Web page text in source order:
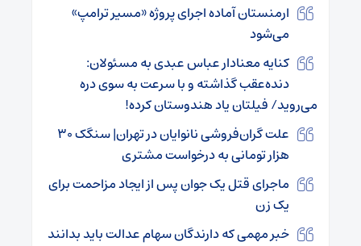
ارمنستان آماده اجرای پروژه «مسیر ترامپ»
می‌شود
کنایه معنادار عباس عبدی به مسئولان:
دنده‌عقب گذاشته و با سرعت به سوی دره
می‌روید/ فیلتان یاد هندوستان کرده!
علت گران‌فروشی نانوایان در تهران| سنگک ۳۰
هزار تومانی به درخواست مشتری
ماجرای قتل یک جوان پس از ایجاد مزاحمت برای
یک زن
خبر مهمی که دارندگان سهام عدالت باید بدانند